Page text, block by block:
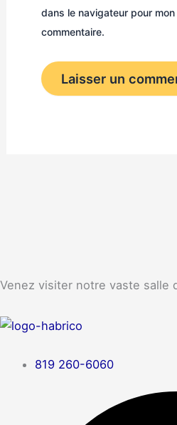
dans le navigateur pour
commentaire.
Venez visiter notre vaste salle
819 260-6060